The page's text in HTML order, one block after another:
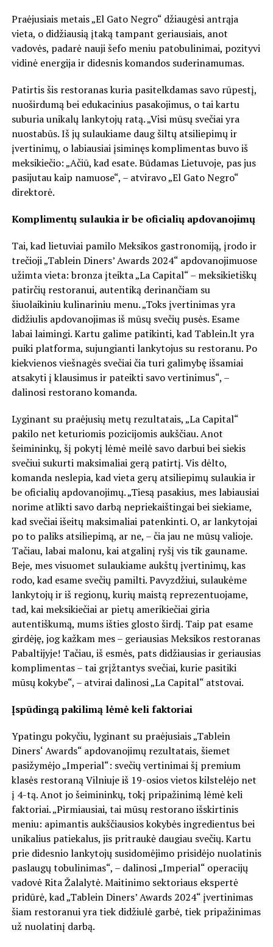
Praėjusiais metais „El Gato Negro“ džiaugėsi antrąja
vieta, o didžiausią įtaką tampant geriausiais, anot
vadovės, padarė nauji šefo meniu patobulinimai, pozityvi
vidinė energija ir didesnis komandos suderinamumas.
Patirtis šis restoranas kuria pasitelkdamas savo rūpestį,
nuoširdumą bei edukacinius pasakojimus, o tai kartu
suburia unikalų lankytojų ratą. „Visi mūsų svečiai yra
nuostabūs. Iš jų sulaukiame daug šiltų atsiliepimų ir
įvertinimų, o labiausiai įsiminęs komplimentas buvo iš
meksikiečio: „Ačiū, kad esate. Būdamas Lietuvoje, pas jus
pasijutau kaip namuose“, – atviravo „El Gato Negro“
direktorė.
Komplimentų sulaukia ir be oficialių apdovanojimų
Tai, kad lietuviai pamilo Meksikos gastronomiją, įrodo ir
trečioji „Tablein Diners’ Awards 2024“ apdovanojimuose
užimta vieta: bronza įteikta „La Capital“ – meksikietiškų
patirčių restoranui, autentiką derinančiam su
šiuolaikiniu kulinariniu menu. „Toks įvertinimas yra
didžiulis apdovanojimas iš mūsų svečių pusės. Esame
labai laimingi. Kartu galime patikinti, kad Tablein.lt yra
puiki platforma, sujungianti lankytojus su restoranu. Po
kiekvienos viešnagės svečiai čia turi galimybę išsamiai
atsakyti į klausimus ir pateikti savo vertinimus“, –
dalinosi restorano komanda.
Lyginant su praėjusių metų rezultatais, „La Capital“
pakilo net keturiomis pozicijomis aukščiau. Anot
šeimininkų, šį pokytį lėmė meilė savo darbui bei siekis
svečiui sukurti maksimaliai gerą patirtį. Vis dėlto,
komanda neslepia, kad vieta gerų atsiliepimų sulaukia ir
be oficialių apdovanojimų. „Tiesą pasakius, mes labiausiai
norime atlikti savo darbą nepriekaištingai bei siekiame,
kad svečiai išeitų maksimaliai patenkinti. O, ar lankytojai
po to paliks atsiliepimą, ar ne, – čia jau ne mūsų valioje.
Tačiau, labai malonu, kai atgalinį ryšį vis tik gauname.
Beje, mes visuomet sulaukiame aukštų įvertinimų, kas
rodo, kad esame svečių pamilti. Pavyzdžiui, sulaukėme
lankytojų ir iš regionų, kurių maistą reprezentuojame,
tad, kai meksikiečiai ar pietų amerikiečiai giria
autentiškumą, mums išties glosto širdį. Taip pat esame
girdėję, jog kažkam mes – geriausias Meksikos restoranas
Pabaltijyje! Tačiau, iš esmės, pats didžiausias ir geriausias
komplimentas – tai grįžtantys svečiai, kurie pasitiki
mūsų kokybe“, – atvirai dalinosi „La Capital“ atstovai.
Įspūdingą pakilimą lėmė keli faktoriai
Ypatingu pokyčiu, lyginant su praėjusiais „Tablein
Diners‘ Awards“ apdovanojimų rezultatais, šiemet
pasižymėjo „Imperial“: svečių vertinimai šį premium
klasės restoraną Vilniuje iš 19-osios vietos kilstelėjo net
į 4-tą. Anot jo šeimininkų, tokį pripažinimą lėmė keli
faktoriai. „Pirmiausiai, tai mūsų restorano išskirtinis
meniu: apimantis aukščiausios kokybės ingredientus bei
unikalius patiekalus, jis pritraukė daugiau svečių. Kartu
prie didesnio lankytojų susidomėjimo prisidėjo nuolatinis
paslaugų tobulinimas“, – dalinosi „Imperial“ operacijų
vadovė Rita Žalalytė. Maitinimo sektoriaus ekspertė
pridūrė, kad „Tablein Diners’ Awards 2024“ įvertinimas
šiam restoranui yra tiek didžiulė garbė, tiek pripažinimas
už nuolatinį darbą.